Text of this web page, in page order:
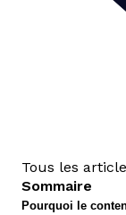
Tous les
Sommaire
Pourquoi le